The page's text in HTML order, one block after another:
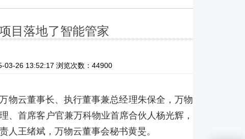
目落地了智能管家
03-26 13:52:17 浏览次数：44900
物云董事长、执行董事兼总经理朱保全，万物
、首席客户官兼万科物业首席合伙人杨光辉，
人王绪斌，万物云董事会秘书黄旻。